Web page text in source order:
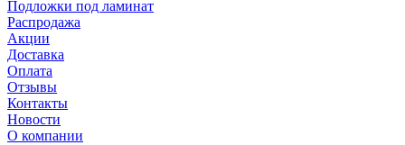
Подложки под ламинат
Распродажа
Акции
Доставка
Оплата
Отзывы
Контакты
Новости
О компании